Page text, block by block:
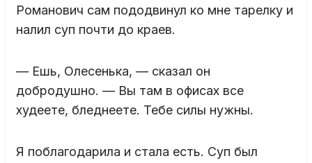
Романович сам пододвинул ко мне тарелку и
налил суп почти до краев.
— Ешь, Олесенька, — сказал он
добродушно. — Вы там в офисах все
худеете, бледнеете. Тебе силы нужны.
Я поблагодарила и стала есть. Суп был